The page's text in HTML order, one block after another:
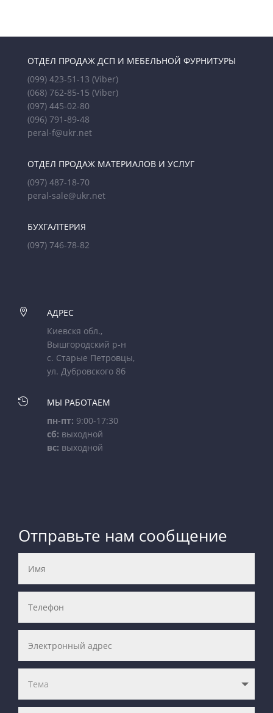
ОТДЕЛ ПРОДАЖ ДСП И МЕБЕЛЬНОЙ ФУРНИТУРЫ
(099) 423-51-13 (Viber)
(068) 762-85-15 (Viber)
(097) 445-02-80
(096) 791-89-48
peral-f@ukr.net
ОТДЕЛ ПРОДАЖ МАТЕРИАЛОВ И УСЛУГ
(097) 487-18-70
peral-sale@ukr.net
БУХГАЛТЕРИЯ
(097) 746-78-82

АДРЕС
Киевскя обл.,
Вышгородский р-н
с. Старые Петровцы,
ул. Дубровского 8б

МЫ РАБОТАЕМ
пн-пт: 9:00-17:30
сб: выходной
вс: выходной
Отправьте нам сообщение